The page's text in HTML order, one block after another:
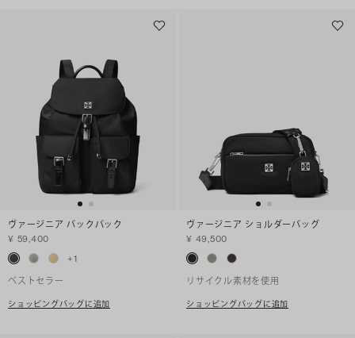
ヴァージニア バックパック
¥ 59,400
+1
ベストセラー
ショッピングバッグに追加
ヴァージニア ショルダーバッグ
¥ 49,500
リサイクル素材を使用
ショッピングバッグに追加